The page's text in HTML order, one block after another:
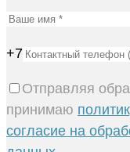
+7
Отправляя
принимаю
согласие на